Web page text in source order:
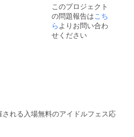
このプロジェクト
の問題報告はこち
ら よりお問い合わ
せください
れる入場無料のアイドルフェス応